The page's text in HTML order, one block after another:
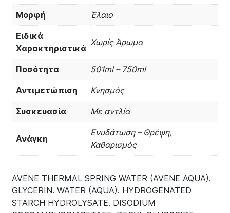
Μορφή Έλαιο
Ειδικά
Χαρακτηριστικά
Χωρίς Άρωμα
Ποσότητα 501ml – 750ml
Αντιμετώπιση Κνησμός
Συσκευασία Με αντλία
Ανάγκη
Ενυδάτωση – Θρέψη,
Καθαρισμός
AVENE THERMAL SPRING WATER (AVENE AQUA).
GLYCERIN. WATER (AQUA). HYDROGENATED
STARCH HYDROLYSATE. DISODIUM